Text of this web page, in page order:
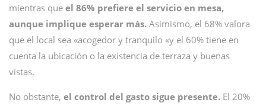
mientras que el 86% prefiere el servicio en mesa,
aunque implique esperar más. Asimismo, el 68% valora
que el local sea «acogedor y tranquilo «y el 60% tiene en
cuenta la ubicación o la existencia de terraza y buenas
vistas.
No obstante, el control del gasto sigue presente. El 20%